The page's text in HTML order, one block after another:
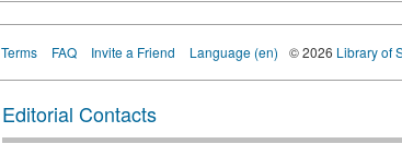
Terms FAQ Invite a Friend Language (en) © 2026 Library of
Editorial Contacts